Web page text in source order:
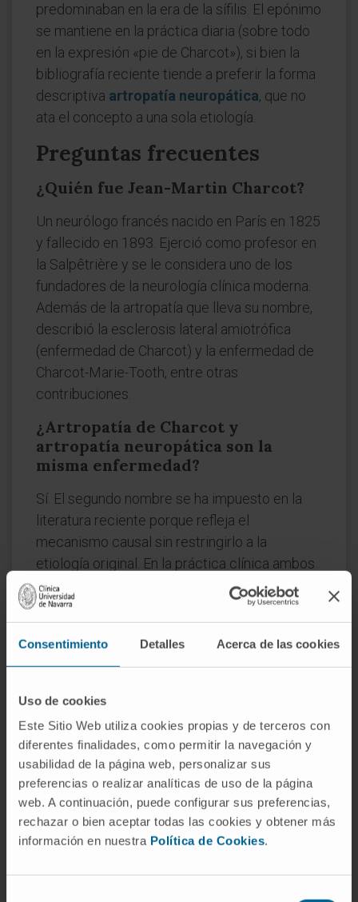
Consentimiento Detalles Acerca de las cookies
Uso de cookies
Este Sitio Web utiliza cookies propias y de terceros con
diferentes finalidades, como permitir la navegación y
usabilidad de la página web, personalizar sus
preferencias o realizar analíticas de uso de la página
web. A continuación, puede configurar sus preferencias,
rechazar o bien aceptar todas las cookies y obtener más
información en nuestra Política de Cookies.
predominaban en la era de la sífilis. El epónimo
se mantiene en la práctica diaria (sobre todo
en la expresión «pie de Charcot»), si bien la
bibliografía reciente tiende a preferir la forma
descriptiva artropatía neuropática, que no
ata el concepto a una sola etiología.
Preguntas frecuentes
¿Quién fue Jean-Martin Charcot?
Un neurólogo francés nacido en París en 1825
y fallecido en 1893. Ejerció como profesor en
la Salpêtrière y se le considera uno de los
fundadores de la neurología clínica moderna.
Además de la artropatía que lleva su nombre,
describió la esclerosis lateral amiotrófica
(enfermedad de Charcot) y la enfermedad de
Charcot-Marie-Tooth, entre otras
contribuciones.
¿Artropatía de Charcot y
artropatía neuropática son la
misma enfermedad?
Sí. El segundo nombre se ha impuesto en la
literatura reciente porque refleja el
mecanismo causal sin restringirlo a la
etiología original. En la práctica clínica ambos
se usan como sinónimos.
¿Por qué se sigue usando el
epónimo si la sífilis ya no es la
contexto en que surgieron. «Pie de Charcot»
sigue siendo una expresión rápida,
reconocible y cómoda en la comunicación
clínica, aunque el paciente típico hoy sea un
diabético con neuropatía periférica y no un
sifilítico con tabes dorsal.
Referencias